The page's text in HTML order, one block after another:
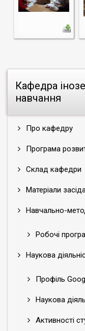
Кафедра
навчання
Про кафедру
Програма
Склад кафедри
Матеріали
Навчально-
Робочі
Наукова
Профіль
Наукова
Активності